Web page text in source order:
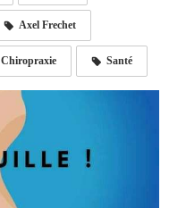
Axel Frechet
Chiropraxie Santé